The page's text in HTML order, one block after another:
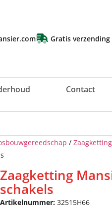
Gratis verzending
Contact
/
Zaagketting
schakels
Artikelnummer: 32515H66